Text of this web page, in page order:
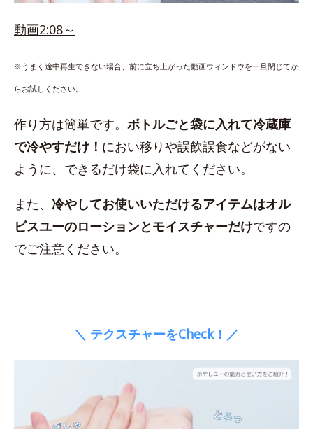
動画2:08～
※うまく途中再生できない場合、前に立ち上がった動画ウィンドウを一旦閉じてか
らお試しください。
作り方は簡単です。 ボトルごと袋に入れて冷蔵庫
で冷やすだけ！ におい移りや誤飲誤食などがない
ように、できるだけ袋に入れてください。
また、 冷やしてお使いいただけるアイテムはオル
ビスユーのローションとモイスチャーだけですの
でご注意ください。
＼ テクスチャーをCheck！／